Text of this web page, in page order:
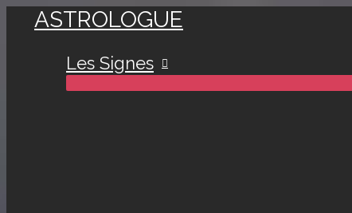
Aller
contenu
ASTROLOGUE
Les Signes